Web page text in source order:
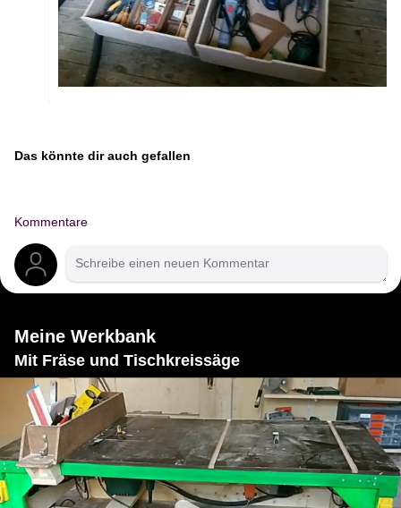
Das könnte dir auch gefallen
Kommentare
Meine Werkbank
Mit Fräse und Tischkreissäge